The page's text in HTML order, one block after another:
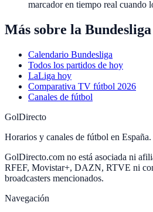
marcador en tiempo real cuando
Más sobre la Bundesliga
Calendario Bundesliga
Todos los partidos de hoy
LaLiga hoy
Comparativa TV fútbol 2026
Canales de fútbol
GolDirecto
Horarios y canales de fútbol en
GolDirecto.com no está asociada ni
RFEF, Movistar+, DAZN, RTVE ni
broadcasters mencionados.
Navegación